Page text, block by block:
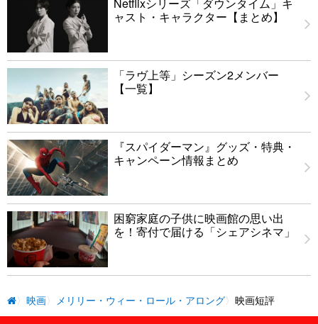
ャスト・キャラクター【まとめ】
「ラヴ上等」シーズン2メンバー
【一覧】
『スパイダーマン』グッズ・特典・
キャンペーン情報まとめ
困窮家庭の子供に映画館の思い出
を！寄付で届ける「シェアシネマ」
映画 メリリー・ウィー・ロール・アロング 映画短評